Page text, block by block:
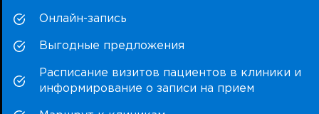
Онлайн-запись
Выгодные предложения
Расписание визитов пациентов в клиники и
информирование о записи на прием